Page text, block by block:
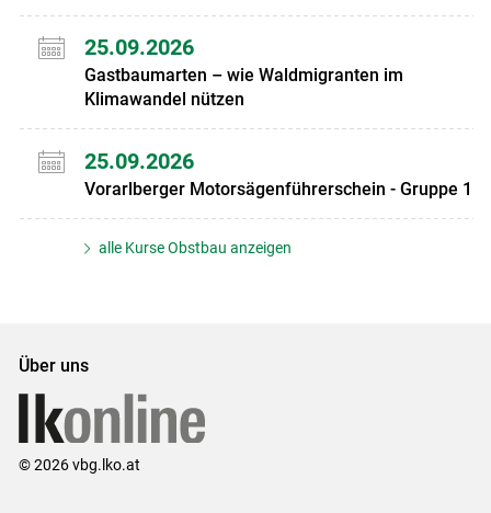
25.09.2026
Gastbaumarten – wie Waldmigranten im
Klimawandel nützen
25.09.2026
Vorarlberger Motorsägenführerschein - Gruppe 1
alle Kurse Obstbau anzeigen
Über uns
© 2026 vbg.lko.at